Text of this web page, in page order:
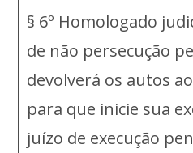
§ 6º Homologado
de não persecução
devolverá os autos
para que inicie sua
juízo de execução